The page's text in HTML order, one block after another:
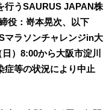
行うSAURUS JAPAN株
役：嵜本晃次、以下
マラソンチャレンジin大
）8:00から大阪市淀川
等の状況により中止